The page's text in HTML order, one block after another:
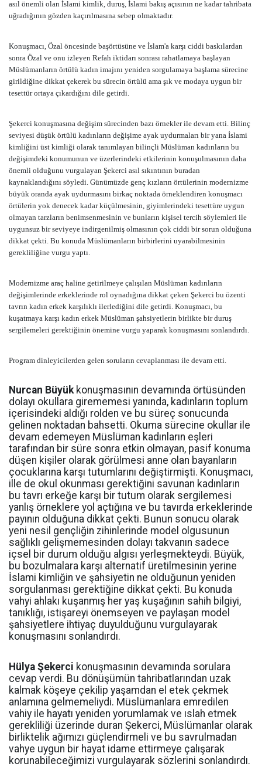
asıl önemli olan İslami kimlik, duruş, İslami bakış açısının ne kadar tahribata
uğradığının gözden kaçırılmasına sebep olmaktadır.
Konuşmacı, Özal öncesinde başörtüsüne ve İslam'a karşı ciddi baskılardan
sonra Özal ve onu izleyen Refah iktidarı sonrası rahatlamaya başlayan
Müslümanların örtülü kadın imajını yeniden sorgulamaya başlama sürecine
girildiğine dikkat çekerek bu sürecin örtülü ama şık ve modaya uygun bir
tesettür ortaya çıkardığını dile getirdi.
Şekerci konuşmasına değişim sürecinden bazı örnekler ile devam etti. Bilinç
seviyesi düşük örtülü kadınların değişime ayak uydurmaları bir yana İslami
kimliğini üst kimliği olarak tanımlayan bilinçli Müslüman kadınların bu
değişimdeki konumunun ve üzerlerindeki etkilerinin konuşulmasının daha
önemli olduğunu vurgulayan Şekerci asıl sıkıntının buradan
kaynaklandığını söyledi. Günümüzde genç kızların örtülerinin modernizme
büyük oranda ayak uydurmasını birkaç noktada örneklendiren konuşmacı
örtülerin yok denecek kadar küçülmesinin, giyimlerindeki tesettüre uygun
olmayan tarzların benimsenmesinin ve bunların kişisel tercih söylemleri ile
uygunsuz bir seviyeye indirgenilmiş olmasının çok ciddi bir sorun olduğuna
dikkat çekti. Bu konuda Müslümanların birbirlerini uyarabilmesinin
gerekliliğine vurgu yaptı.
Modernizme araç haline getirilmeye çalışılan Müslüman kadınların
değişimlerinde erkeklerinde rol oynadığına dikkat çeken Şekerci bu özenti
tavrın kadın erkek karşılıklı ilerlediğini dile getirdi. Konuşmacı, bu
kuşatmaya karşı kadın erkek Müslüman şahsiyetlerin birlikte bir duruş
sergilemeleri gerektiğinin önemine vurgu yaparak konuşmasını sonlandırdı.
Program dinleyicilerden gelen soruların cevaplanması ile devam etti.
Nurcan Büyükkonuşmasının devamında örtüsünden
dolayı okullara girememesi yanında, kadınların toplum
içerisindeki aldığı rolden ve bu süreç sonucunda
gelinen noktadan bahsetti. Okuma sürecine okullar ile
devam edemeyen Müslüman kadınların eşleri
tarafından bir süre sonra etkin olmayan, pasif konuma
düşen kişiler olarak görülmesi anne olan bayanların
çocuklarına karşı tutumlarını değiştirmişti. Konuşmacı,
ille de okul okunması gerektiğini savunan kadınların
bu tavrı erkeğe karşı bir tutum olarak sergilemesi
yanlış örneklere yol açtığına ve bu tavırda erkeklerinde
payının olduğuna dikkat çekti. Bunun sonucu olarak
yeni nesil gençliğin zihinlerinde model olgusunun
sağlıklı gelişmemesinden dolayı takvanın sadece
içsel bir durum olduğu algısı yerleşmekteydi. Büyük,
bu bozulmalara karşı alternatif üretilmesinin yerine
İslami kimliğin ve şahsiyetin ne olduğunun yeniden
sorgulanması gerektiğine dikkat çekti. Bu konuda
vahyi ahlakı kuşanmış her yaş kuşağının sahih bilgiyi,
tanıklığı, istişareyi önemseyen ve paylaşan model
şahsiyetlere ihtiyaç duyulduğunu vurgulayarak
konuşmasını sonlandırdı.
Hülya Şekerci konuşmasının devamında sorulara
cevap verdi. Bu dönüşümün tahribatlarından uzak
kalmak köşeye çekilip yaşamdan el etek çekmek
anlamına gelmemeliydi. Müslümanlara emredilen
vahiy ile hayatı yeniden yorumlamak ve ıslah etmek
gerekliliği üzerinde duran Şekerci, Müslümanlar olarak
birliktelik ağımızı güçlendirmeli ve bu savrulmadan
vahye uygun bir hayat idame ettirmeye çalışarak
korunabileceğimizi vurgulayarak sözlerini sonlandırdı.